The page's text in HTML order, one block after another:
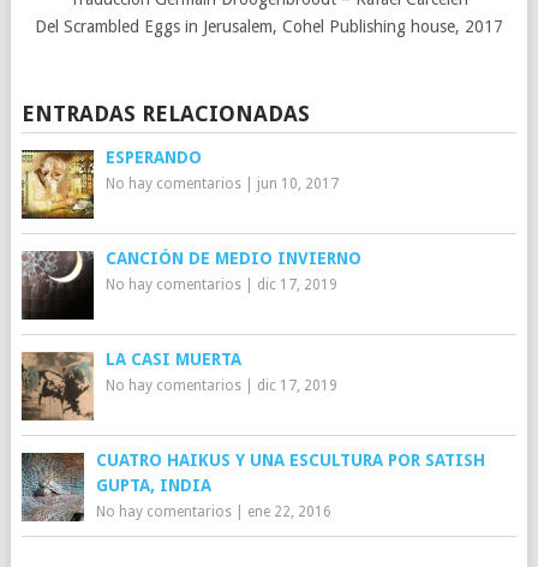
Del Scrambled Eggs in Jerusalem, Cohel Publishing house, 2017
ENTRADAS RELACIONADAS
ESPERANDO
No hay comentarios| jun 10, 2017
CANCIÓN DE MEDIO INVIERNO
No hay comentarios| dic 17, 2019
LA CASI MUERTA
No hay comentarios| dic 17, 2019
CUATRO HAIKUS Y UNA ESCULTURA POR SATISH
GUPTA, INDIA
No hay comentarios| ene 22, 2016